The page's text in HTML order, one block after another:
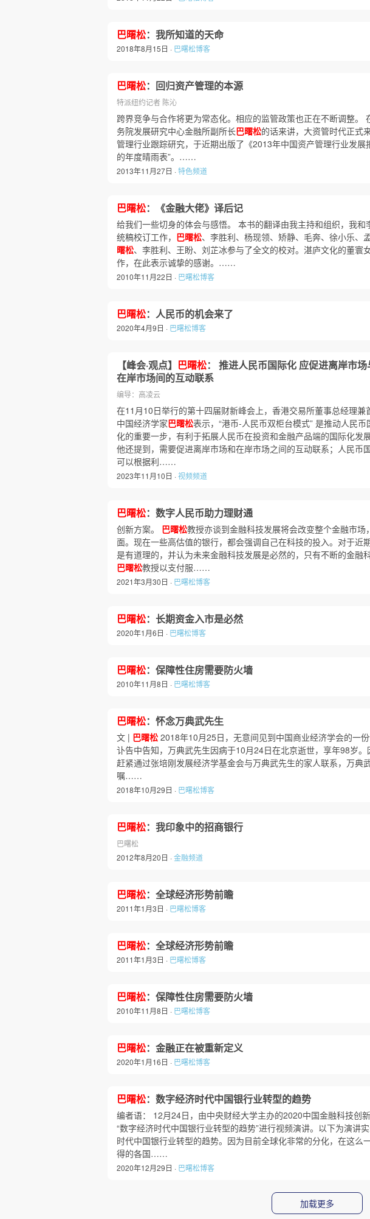
巴曙松：我所知道的天命
2018年8月15日 · 巴曙松博客
巴曙松：回归资产管理的本源
特派纽约记者 陈沁
跨界竞争与合作将更为常态化。相应的监管政策也正在不断调整。
务院发展研究中心金融所副所长巴曙松的话来讲，大资管时代正式
管理行业跟踪研究，于近期出版了《2013年中国资产管理行业发展
的年度晴雨表”。……
2013年11月27日 ·特色频道
巴曙松：《金融大佬》译后记
给我们一些切身的体会与感悟。 本书的翻译由我主持和组织，我
统稿校订工作， 巴曙松、李胜利、杨现领、矫静、毛奔、徐小乐、
曙松、李胜利、王盼、刘芷冰参与了全文的校对。湛庐文化的董寰
作，在此表示诚挚的感谢。……
2010年11月22日 · 巴曙松博客
巴曙松：人民币的机会来了
2020年4月9日 · 巴曙松博客
【峰会·观点】 巴曙松： 推进人民币国际化 应促进离岸市场
在岸市场间的互动联系
编导：高凌云
在11月10日举行的第十四届财新峰会上，香港交易所董事总经理兼
中国经济学家巴曙松表示，“港币-人民币双柜台模式” 是推动人民币
化的重要一步，有利于拓展人民币在投资和金融产品端的国际化发展
他还提到，需要促进离岸市场和在岸市场之间的互动联系；人民币
可以根据利……
2023年11月10日 ·视频频道
巴曙松：数字人民币助力理财通
创新方案。 巴曙松教授亦谈到金融科技发展将会改变整个金融市
面。现在一些高估值的银行，都会强调自己在科技的投入。对于近
是有道理的，并认为未来金融科技发展是必然的，只有不断的金融
巴曙松教授以支付服……
2021年3月30日 · 巴曙松博客
巴曙松：长期资金入市是必然
2020年1月6日 · 巴曙松博客
巴曙松：保障性住房需要防火墙
2010年11月8日 · 巴曙松博客
巴曙松：怀念万典武先生
文 | 巴曙松 2018年10月25日，无意间见到中国商业经济学会的一
讣告中告知，万典武先生因病于10月24日在北京逝世，享年98岁。
赶紧通过张培刚发展经济学基金会与万典武先生的家人联系，万典
嘱……
2018年10月29日 · 巴曙松博客
巴曙松：我印象中的招商银行
巴曙松
2012年8月20日 ·金融频道
巴曙松：全球经济形势前瞻
2011年1月3日 · 巴曙松博客
巴曙松：全球经济形势前瞻
2011年1月3日 · 巴曙松博客
巴曙松：保障性住房需要防火墙
2010年11月8日 · 巴曙松博客
巴曙松：金融正在被重新定义
2020年1月16日 · 巴曙松博客
巴曙松：数字经济时代中国银行业转型的趋势
编者语： 12月24日，由中央财经大学主办的2020中国金融科技创
“数字经济时代中国银行业转型的趋势”进行视频演讲。以下为演讲
时代中国银行业转型的趋势。因为目前全球化非常的分化，在这么
得的各国……
2020年12月29日 · 巴曙松博客
加载更多